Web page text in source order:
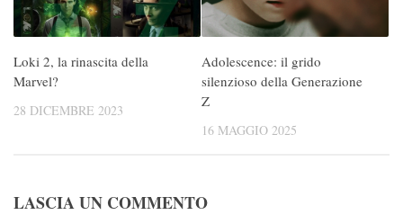
Loki 2, la rinascita della
Marvel?
28 DICEMBRE 2023
Adolescence: il grido
silenzioso della Generazione
Z
16 MAGGIO 2025
LASCIA UN COMMENTO